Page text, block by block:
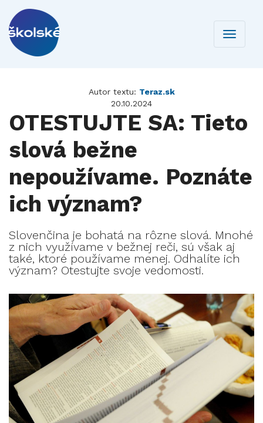
Toggle
Autor textu: Teraz.sk
20.10.2024
OTESTUJTE SA: Tieto
slová bežne
nepoužívame. Poznáte
ich význam?
Slovenčina je bohatá na rôzne slová. Mnohé
z nich využívame v bežnej reči, sú však aj
také, ktoré používame menej. Odhalíte ich
význam? Otestujte svoje vedomosti.